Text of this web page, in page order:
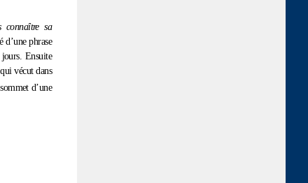
connaître sa
d’une phrase
Ensuite
vécut dans
d’une